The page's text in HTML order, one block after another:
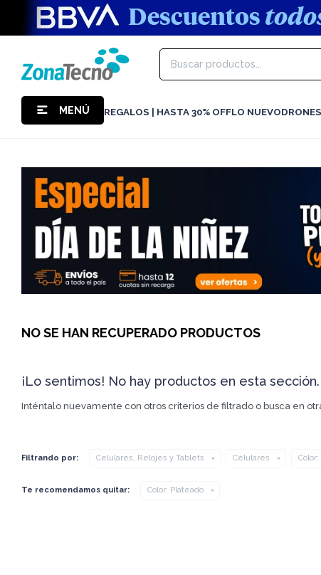
MENÚ REGALOS | HASTA 30% OFFLO NUEVODRONES
NO SE HAN RECUPERADO PRODUCTOS
¡Lo sentimos! No hay productos en esta sección.
Inténtalo nuevamente con otros criterios de filtrado o busca en
Filtrando por: Celulares, Relojes y Tablets Celulares Color:
Te recomendamos quitar: Color: Plateado